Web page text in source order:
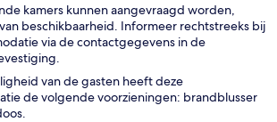
kamers kunnen aangevraagd worden,
beschikbaarheid. Informeer rechtstreeks bij
via de contactgegevens in de
van de gasten heeft deze
de volgende voorzieningen: brandblusser